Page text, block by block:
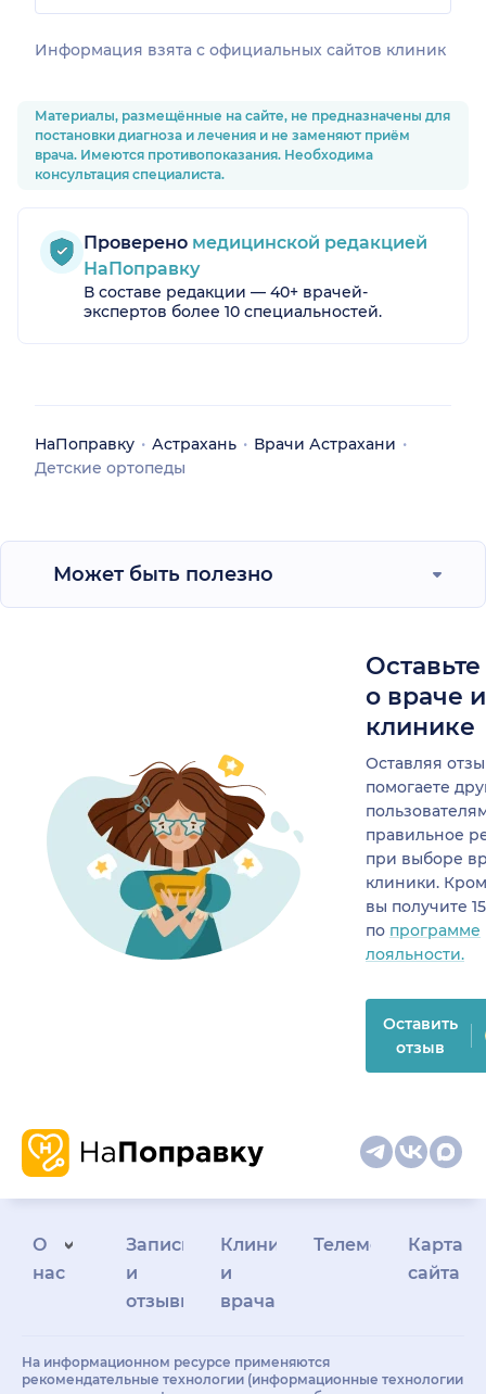
Информация взята c официальных сайтов клиник
Материалы, размещённые на сайте, не предназначены для
постановки диагноза и лечения и не заменяют приём
врача. Имеются противопоказания. Необходима
консультация специалиста.
Проверено медицинской редакцией
НаПоправку
В составе редакции — 40+ врачей-
экспертов более 10 специальностей.
НаПоправку Астрахань
Врачи Астрахани
Детские ортопеды
Может быть полезно
о враче
клинике
Оставляя
помогаете
правильное
при выборе
клиники.
вы получите
по программе
лояльности.
Оставить
отзыв
О
нас
Запись
и
отзывы
Клиникам
и
врачам
Телемедицина
Карта
сайта
На информационном ресурсе применяются
рекомендательные технологии (информационные технологии